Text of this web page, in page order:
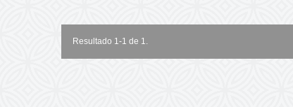
Resultado 1-1 de 1.